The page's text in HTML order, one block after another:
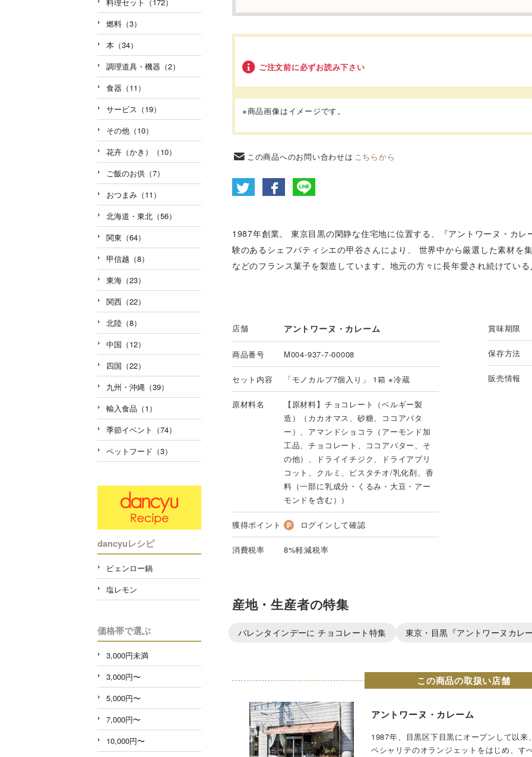
ご注文前に必ずお読み下さい
※商品画像はイメージです。
この商品へのお問い合わせは こちらから
1987年創業。 東京目黒の閑静な住宅地に位置する、『アントワーヌ・カ
験のあるシェフパティシエの甲谷さんにより、 世界中から厳選した素材を
などのフランス菓子を製造しています。地元の方々に長年愛され続けてい
店舗 アントワーヌ・カレーム
商品番号 M004-937-7-00008
セット内容 「モノカルプ7個入り」 1箱 ※冷蔵
原材料名
【原材料】チョコレート（ベルギー製
造）（カカオマス、砂糖、ココアバタ
ー）、アマンドショコラ（アーモンド加
工品、チョコレート、ココアバター、そ
の他）、ドライイチジク、ドライアプリ
コット、クルミ、ピスタチオ/乳化剤、香
料（一部に乳成分・くるみ・大豆・アー
モンドを含む））
獲得ポイント ログインして確認
消費税率 8%軽減税率
賞味期限
保存方法
販売情報
産地・生産者の特集
バレンタインデーに チョコレート特集 東京・目黒『アントワーヌカレ
この商品の取扱い店舗
アントワーヌ・カレーム
1987年、目黒区下目黒にオープンして以
ペシャリテのオランジェットをはじめ、す
燃料（3）
本（34）
調理道具・機器（2）
食器（11）
サービス（19）
その他（10）
花卉（かき）（10）
ご飯のお供（7）
おつまみ（11）
北海道・東北（56）
関東（64）
甲信越（8）
東海（23）
関西（22）
北陸（8）
中国（12）
四国（22）
九州・沖縄（39）
輸入食品（1）
季節イベント（74）
ペットフード（3）
dancyuレシピ
ピェンロー鍋
塩レモン
価格帯で選ぶ
3,000円未満
3,000円〜
5,000円〜
7,000円〜
10,000円〜